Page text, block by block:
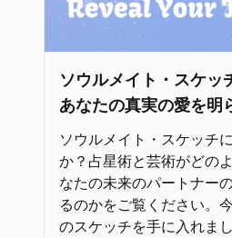
ソウルメイト・スケッ
あなたの真実の愛を明
ソウルメイト・スケッチ
か？占星術と芸術がどの
なたの未来のパートナー
るのかをご覧ください。
のスケッチを手に入れま